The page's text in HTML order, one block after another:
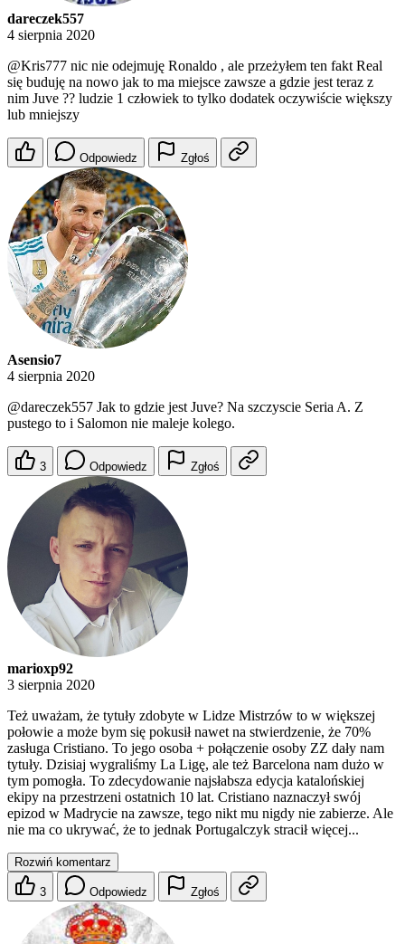
dareczek557
4 sierpnia 2020
@Kris777 nic nie odejmuję Ronaldo , ale przeżyłem ten fakt Real
się buduję na nowo jak to ma miejsce zawsze a gdzie jest teraz z
nim Juve ?? ludzie 1 człowiek to tylko dodatek oczywiście większy
lub mniejszy
Odpowiedz Zgłoś
Asensio7
4 sierpnia 2020
@dareczek557 Jak to gdzie jest Juve? Na szczyscie Seria A. Z
pustego to i Salomon nie maleje kolego.
3 Odpowiedz Zgłoś
marioxp92
3 sierpnia 2020
Też uważam, że tytuły zdobyte w Lidze Mistrzów to w większej
połowie a może bym się pokusił nawet na stwierdzenie, że 70%
zasługa Cristiano. To jego osoba + połączenie osoby ZZ dały nam
tytuły. Dzisiaj wygraliśmy La Ligę, ale też Barcelona nam dużo w
tym pomogła. To zdecydowanie najsłabsza edycja katalońskiej
ekipy na przestrzeni ostatnich 10 lat. Cristiano naznaczył swój
epizod w Madrycie na zawsze, tego nikt mu nigdy nie zabierze. Ale
nie ma co ukrywać, że to jednak Portugalczyk stracił więcej...
Rozwiń komentarz
3 Odpowiedz Zgłoś